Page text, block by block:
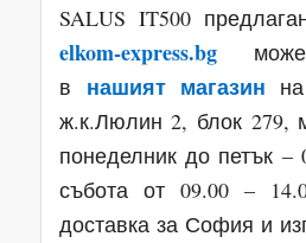
SALUS IT500
elkom-express.bgможе
в нашият магазин
ж.к.Люлин 2, блок 279,
понеделник до петък –
събота от 09.00 –
доставка за София и